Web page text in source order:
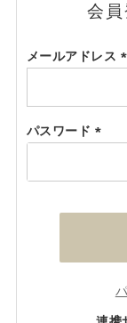
会
メールアドレス
パスワード
須)